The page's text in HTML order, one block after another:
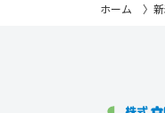
ホーム